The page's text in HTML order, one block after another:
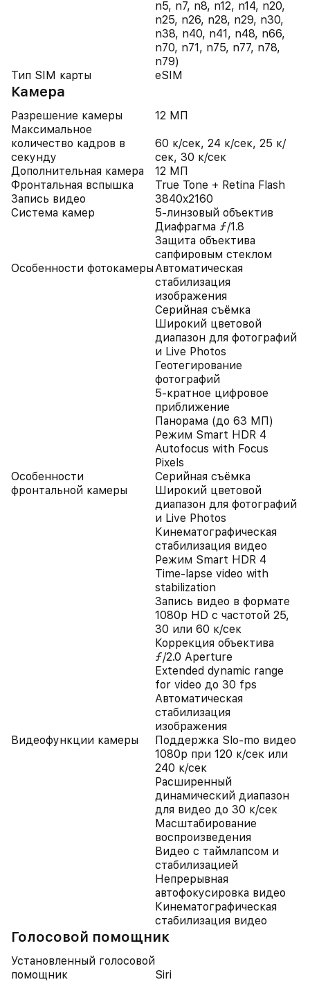
n5, n7, n8, n12, n14, n20,
n25, n26, n28, n29, n30,
n38, n40, n41, n48, n66,
n70, n71, n75, n77, n78,
n79)
Тип SIM карты
eSIM
Камера
Разрешение камеры
12 МП
Максимальное
количество кадров в
секунду
60 к/сек, 24 к/сек, 25 к/
сек, 30 к/сек
Дополнительная камера
12 МП
Фронтальная вспышка
True Tone + Retina Flash
Запись видео
3840x2160
Система камер
5-линзовый объектив
Диафрагма ƒ/1.8
Защита объектива
сапфировым стеклом
Особенности фотокамерыАвтоматическая
стабилизация
изображения
Серийная съëмка
Широкий цветовой
диапазон для фотографий
и Live Photos
Геотегирование
фотографий
5-кратное цифровое
приближение
Панорама (до 63 МП)
Режим Smart HDR 4
Autofocus with Focus
Pixels
Особенности
фронтальной камеры
Серийная съëмка
Широкий цветовой
диапазон для фотографий
и Live Photos
Кинематографическая
стабилизация видео
Режим Smart HDR 4
Time‑lapse video with
stabilization
Запись видео в формате
1080p HD с частотой 25,
30 или 60 к/сек
Коррекция объектива
ƒ/2.0 Aperture
Extended dynamic range
for video до 30 fps
Автоматическая
стабилизация
изображения
Видеофункции камеры
Поддержка Slo-mo видео
1080p при 120 к/сек или
240 к/сек
Расширенный
динамический диапазон
для видео до 30 к/сек
Масштабирование
воспроизведения
Видео с таймлапсом и
стабилизацией
Непрерывная
автофокусировка видео
Кинематографическая
стабилизация видео
Голосовой помощник
Установленный голосовой
помощник
Siri